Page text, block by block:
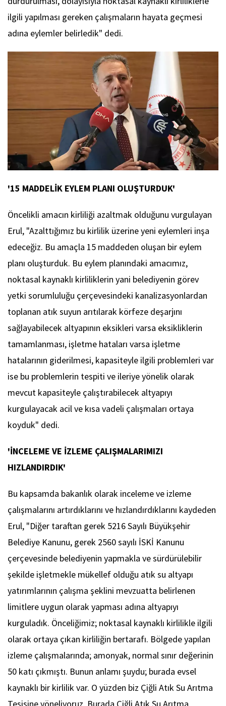
ilgili yapılması gereken çalışmaların hayata geçmesi
adına eylemler belirledik" dedi.
'15 MADDELİK EYLEM PLANI OLUŞTURDUK'
Öncelikli amacın kirliliği azaltmak olduğunu vurgulayan
Erul, "Azalttığımız bu kirlilik üzerine yeni eylemleri inşa
edeceğiz. Bu amaçla 15 maddeden oluşan bir eylem
planı oluşturduk. Bu eylem planındaki amacımız,
noktasal kaynaklı kirliliklerin yani belediyenin görev
yetki sorumluluğu çerçevesindeki kanalizasyonlardan
toplanan atık suyun arıtılarak körfeze deşarjını
sağlayabilecek altyapının eksikleri varsa eksikliklerin
tamamlanması, işletme hataları varsa işletme
hatalarının giderilmesi, kapasiteyle ilgili problemleri var
ise bu problemlerin tespiti ve ileriye yönelik olarak
mevcut kapasiteyle çalıştırabilecek altyapıyı
kurgulayacak acil ve kısa vadeli çalışmaları ortaya
koyduk" dedi.
'İNCELEME VE İZLEME ÇALIŞMALARIMIZI
HIZLANDIRDIK'
Bu kapsamda bakanlık olarak inceleme ve izleme
çalışmalarını artırdıklarını ve hızlandırdıklarını kaydeden
Erul, "Diğer taraftan gerek 5216 Sayılı Büyükşehir
Belediye Kanunu, gerek 2560 sayılı İSKİ Kanunu
çerçevesinde belediyenin yapmakla ve sürdürülebilir
şekilde işletmekle mükellef olduğu atık su altyapı
yatırımlarının çalışma şeklini mevzuatta belirlenen
limitlere uygun olarak yapması adına altyapıyı
kurguladık. Önceliğimiz; noktasal kaynaklı kirlilikle ilgili
olarak ortaya çıkan kirliliğin bertarafı. Bölgede yapılan
izleme çalışmalarında; amonyak, normal sınır değerinin
50 katı çıkmıştı. Bunun anlamı şuydu; burada evsel
kaynaklı bir kirlilik var. O yüzden biz Çiğli Atık Su Arıtma